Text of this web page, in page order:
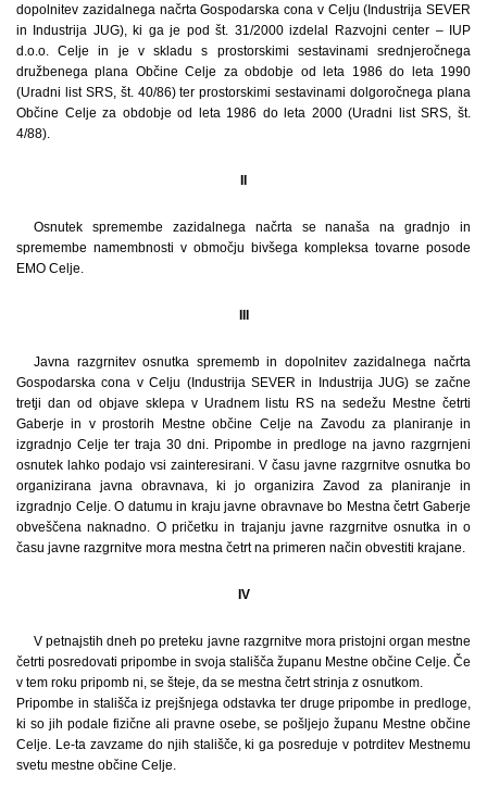
dopolnitev zazidalnega načrta Gospodarska cona v Celju (Industrija SEVER
in Industrija JUG), ki ga je pod št. 31/2000 izdelal Razvojni center – IUP
d.o.o. Celje in je v skladu s prostorskimi sestavinami srednjeročnega
družbenega plana Občine Celje za obdobje od leta 1986 do leta 1990
(Uradni list SRS, št. 40/86) ter prostorskimi sestavinami dolgoročnega plana
Občine Celje za obdobje od leta 1986 do leta 2000 (Uradni list SRS, št.
4/88).
II
Osnutek spremembe zazidalnega načrta se nanaša na gradnjo in
spremembe namembnosti v območju bivšega kompleksa tovarne posode
EMO Celje.
III
Javna razgrnitev osnutka sprememb in dopolnitev zazidalnega načrta
Gospodarska cona v Celju (Industrija SEVER in Industrija JUG) se začne
tretji dan od objave sklepa v Uradnem listu RS na sedežu Mestne četrti
Gaberje in v prostorih Mestne občine Celje na Zavodu za planiranje in
izgradnjo Celje ter traja 30 dni. Pripombe in predloge na javno razgrnjeni
osnutek lahko podajo vsi zainteresirani. V času javne razgrnitve osnutka bo
organizirana javna obravnava, ki jo organizira Zavod za planiranje in
izgradnjo Celje. O datumu in kraju javne obravnave bo Mestna četrt Gaberje
obveščena naknadno. O pričetku in trajanju javne razgrnitve osnutka in o
času javne razgrnitve mora mestna četrt na primeren način obvestiti krajane.
IV
V petnajstih dneh po preteku javne razgrnitve mora pristojni organ mestne
četrti posredovati pripombe in svoja stališča županu Mestne občine Celje. Če
v tem roku pripomb ni, se šteje, da se mestna četrt strinja z osnutkom.
Pripombe in stališča iz prejšnjega odstavka ter druge pripombe in predloge,
ki so jih podale fizične ali pravne osebe, se pošljejo županu Mestne občine
Celje. Le-ta zavzame do njih stališče, ki ga posreduje v potrditev Mestnemu
svetu mestne občine Celje.